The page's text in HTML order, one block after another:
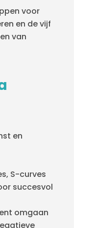
voor
en de vijf
van
en
S-curves
succesvol
omgaan